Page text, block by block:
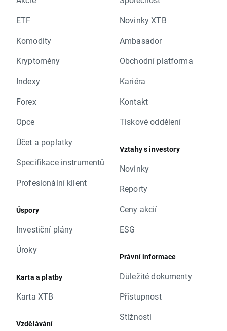
ETF
Komodity
Kryptoměny
Indexy
Forex
Opce
Účet a poplatky
Specifikace instrumentů
Profesionální klient
Úspory
Investiční plány
Úroky
Karta a platby
Karta XTB
Vzdělávání
Novinky XTB
Ambasador
Obchodní platforma
Kariéra
Kontakt
Tiskové oddělení
Vztahy s investory
Novinky
Reporty
Ceny akcií
ESG
Právní informace
Důležité dokumenty
Přístupnost
Stížnosti